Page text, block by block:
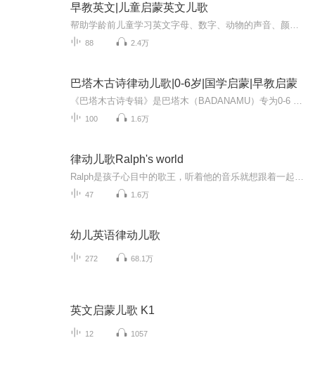
早教英文|儿童启蒙英文儿歌
88 2.4万
巴塔木古诗律动儿歌|0-6岁|国学启蒙|早教启蒙
100 1.6万
律动儿歌Ralph's world
47 1.6万
幼儿英语律动儿歌
272 68.1万
英文启蒙儿歌 K1
12 1057